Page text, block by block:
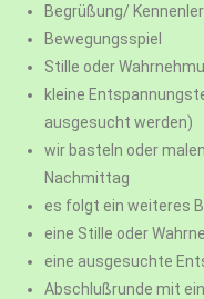
Begrüßung/
Bewegungsspiel
Stille oder
kleine
ausgesucht werden)
wir basteln oder
Nachmittag
es folgt ein weiteres
eine Stille oder
eine ausgesuchte
Abschlußrunde mit